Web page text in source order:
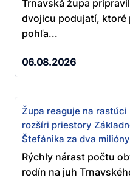
Trnavská župa
dvojicu podujatí, ktoré
pohľa...
06.08.2026
Župa reaguje na
rozšíri priestory
Štefánika za dva
Rýchly nárast počtu
rodín na juh